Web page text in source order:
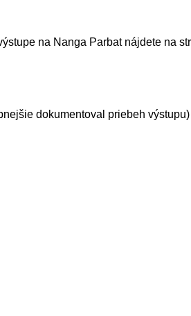
na Nanga Parbat nájdete na
dokumentoval priebeh výstupu)